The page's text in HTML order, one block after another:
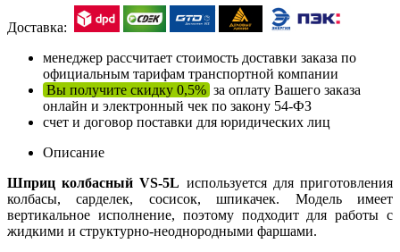
Доставка:
менеджер рассчитает стоимость доставки заказа по
официальным тарифам транспортной компании
Вы получите скидку 0,5% за оплату Вашего заказа
онлайн и электронный чек по закону 54-ФЗ
счет и договор поставки для юридических лиц
Описание
Шприц колбасный VS-5L используется для приготовления
колбасы, сарделек, сосисок, шпикачек. Модель имеет
вертикальное исполнение, поэтому подходит для работы с
жидкими и структурно-неоднородными фаршами.